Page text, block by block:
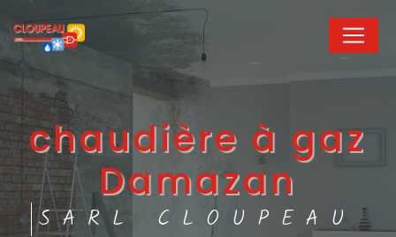
chaudière à gaz
Damazan
SARL CLOUPEAU
Panneau de gestion des cookies